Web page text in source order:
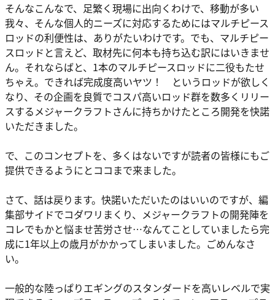
そんなこんなで、足繁く現場に出向くわけで、移動が多い
我々、そんな個人的ニーズに対応するためにはマルチピース
ロッドの利便性は、ありがたいわけです。でも、マルチピー
スロッドと言えど、取材先に何本も持ち込む訳にはいきませ
ん。それならばと、1本のマルチピースロッドに二役もたせ
ちゃえ。できれば完成度高いヤツ！ というロッドが欲しく
なり、その企画を良質でコスパ高いロッド群を数多くリリー
スするメジャークラフトさんに持ちかけたところ開発を快諾
いただきました。
で、このコンセプトを、多くはないですが読者の皆様にもご
提供できるようにとココまで来ました。
さて、話は戻ります。快諾いただいたのはいいのですが、編
集部サイドでコダワリまくり、メジャークラフトの開発陣を
コレでもかと悩ませ苦労させ…なんてことしていましたら完
成に1年以上の歳月がかかってしまいました。ごめんなさ
い。
一般的な陸っぱりエギングのスタンダードを高いレベルで実